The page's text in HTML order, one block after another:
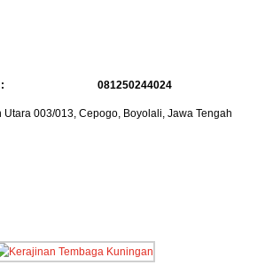
call : 081250244024
Utara 003/013, Cepogo, Boyolali, Jawa Tengah